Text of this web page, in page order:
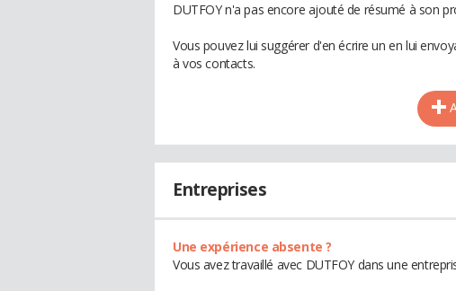
DUTFOY n'a pas encore ajouté de résumé à son
Vous pouvez lui suggérer d'en écrire un en lui
à vos contacts.
Entreprises
Une expérience absente ?
Vous avez travaillé avec DUTFOY dans une